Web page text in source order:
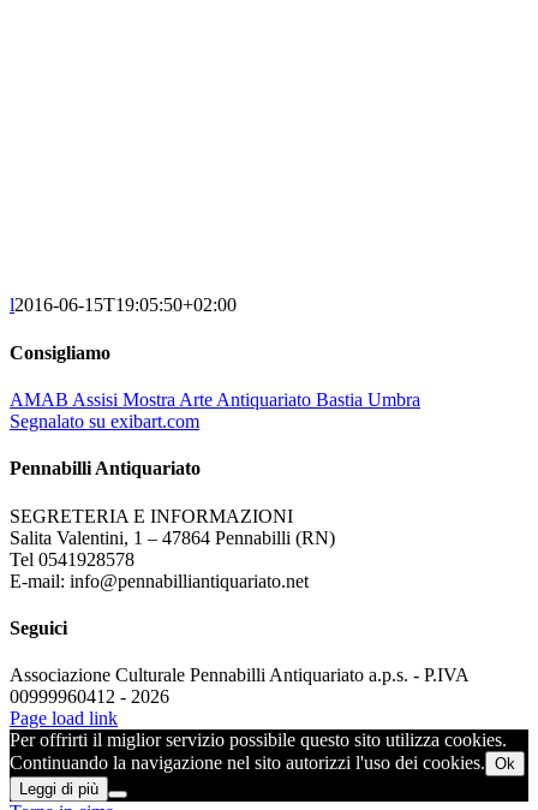
l2016-06-15T19:05:50+02:00
Consigliamo
AMAB Assisi Mostra Arte Antiquariato Bastia Umbra
Segnalato su exibart.com
Pennabilli Antiquariato
SEGRETERIA E INFORMAZIONI
Salita Valentini, 1 – 47864 Pennabilli (RN)
Tel 0541928578
E-mail: info@pennabilliantiquariato.net
Seguici
Associazione Culturale Pennabilli Antiquariato a.p.s. - P.IVA
00999960412 - 2026
Page load link
Per offrirti il miglior servizio possibile questo sito utilizza cookies.
Continuando la navigazione nel sito autorizzi l'uso dei cookies. Ok
Leggi di più